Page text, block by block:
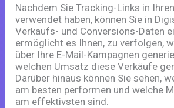
Nachdem Sie Tracking-Links in
verwendet haben, können Sie in
Verkaufs- und Conversions-Daten
ermöglicht es Ihnen, zu verfolgen,
über Ihre E-Mail-Kampagnen
welchen Umsatz diese Verkäufe
Darüber hinaus können Sie sehen,
am besten performen und welche
am effektivsten sind.